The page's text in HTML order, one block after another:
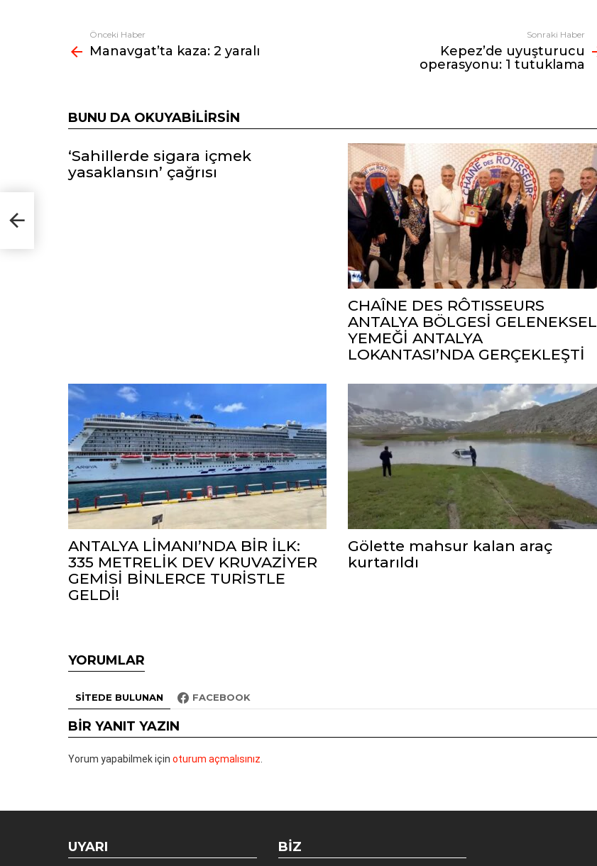
Fazlasına
bak
Önceki Haber
Manavgat’ta kaza: 2 yaralı
Sonraki Haber
Kepez’de uyuşturucu
operasyonu: 1 tutuklama
BUNU DA OKUYABILIRSIN
‘Sahillerde sigara içmek
yasaklansın’ çağrısı
CHAÎNE DES RÔTISSEURS
ANTALYA BÖLGESİ GELENEKSEL
YEMEĞİ ANTALYA
LOKANTASI’NDA GERÇEKLEŞTİ
ANTALYA LİMANI’NDA BİR İLK:
335 METRELİK DEV KRUVAZİYER
GEMİSİ BİNLERCE TURİSTLE
GELDİ!
Gölette mahsur kalan araç
kurtarıldı
YORUMLAR
SITEDE BULUNAN FACEBOOK
BIR YANIT YAZIN
Yorum yapabilmek için oturum açmalısınız
UYARI BIZ